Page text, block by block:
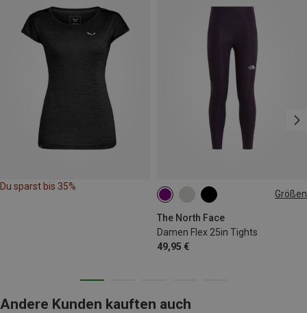
Du sparst bis 35%
Größen
The North Face
Damen Flex 25in Tights
49,95 €
XS M
Andere Kunden kauften auch